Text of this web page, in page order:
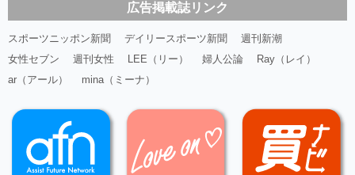
広告掲載誌リンク
スポーツニッポン新聞 デイリースポーツ新聞
週刊新潮
女性セブン
週刊女性 LEE（リー） 婦人公論
Ray（レイ）
ar（アール）
mina（ミーナ）